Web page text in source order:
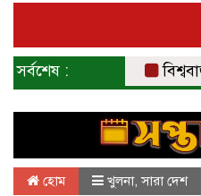
সর্বশেষ :
হোম খুলনা,সারা দেশ